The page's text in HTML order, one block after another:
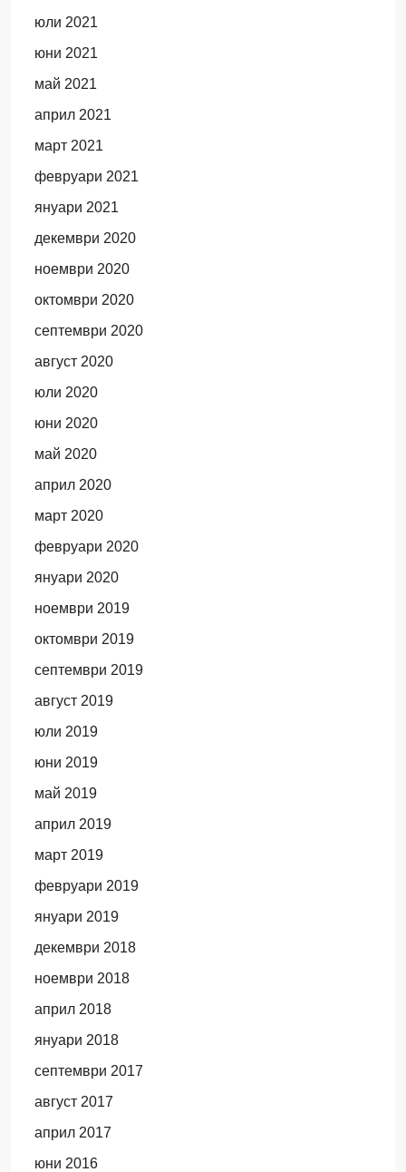
юли 2021
юни 2021
май 2021
април 2021
март 2021
февруари 2021
януари 2021
декември 2020
ноември 2020
октомври 2020
септември 2020
август 2020
юли 2020
юни 2020
май 2020
април 2020
март 2020
февруари 2020
януари 2020
ноември 2019
октомври 2019
септември 2019
август 2019
юли 2019
юни 2019
май 2019
април 2019
март 2019
февруари 2019
януари 2019
декември 2018
ноември 2018
април 2018
януари 2018
септември 2017
август 2017
април 2017
юни 2016